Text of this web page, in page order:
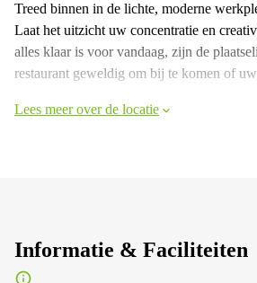
Treed binnen in de lichte, moderne
Laat het uitzicht uw concentratie en
alles klaar is voor vandaag, zijn de
restaurant geweldig om bij te komen of
Lees meer over de locatie
Informatie & Faciliteiten